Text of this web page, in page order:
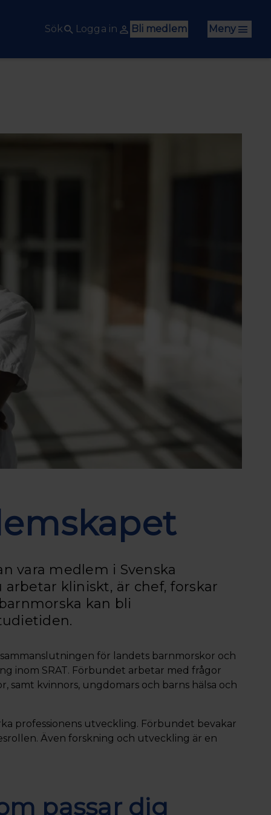
Sök
Logga in Bli medlem Meny
vara medlem i Svenska
kliniskt, är chef, forskar
kan bli
för landets barnmorskor och
inom SRAT. Förbundet arbetar med frågor
samt kvinnors, ungdomars och barns hälsa och
professionens utveckling. Förbundet bevakar
Även forskning och utveckling är en
passar dig